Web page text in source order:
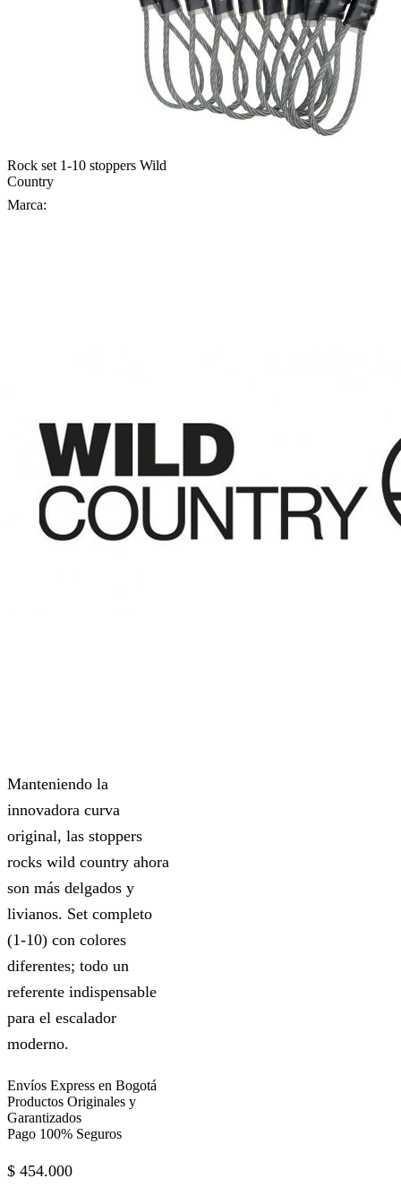
Rock set 1-10 stoppers Wild
Country
Marca:
Manteniendo la
innovadora curva
original, las stoppers
rocks wild country ahora
son más delgados y
livianos. Set completo
(1-10) con colores
diferentes; todo un
referente indispensable
para el escalador
moderno.
Envíos Express en Bogotá
Productos Originales y
Garantizados
Pago 100% Seguros
$ 454.000